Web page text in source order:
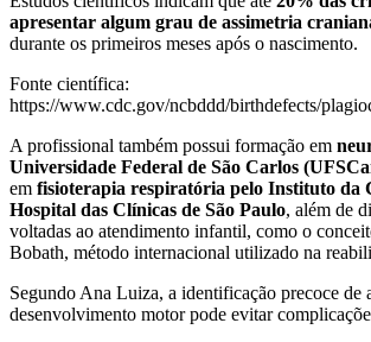
apresentar algum grau de assimetria
durante os primeiros meses após o nascimento.
Fonte científica:
https://www.cdc.gov/ncbddd/birthdefects/
A profissional também possui formação em
Universidade Federal de São Carlos
em fisioterapia respiratória pelo Instituto da
Hospital das Clínicas de São Paulo, além de
voltadas ao atendimento infantil, como o
Bobath, método internacional utilizado na
Segundo Ana Luiza, a identificação precoce de
desenvolvimento motor pode evitar